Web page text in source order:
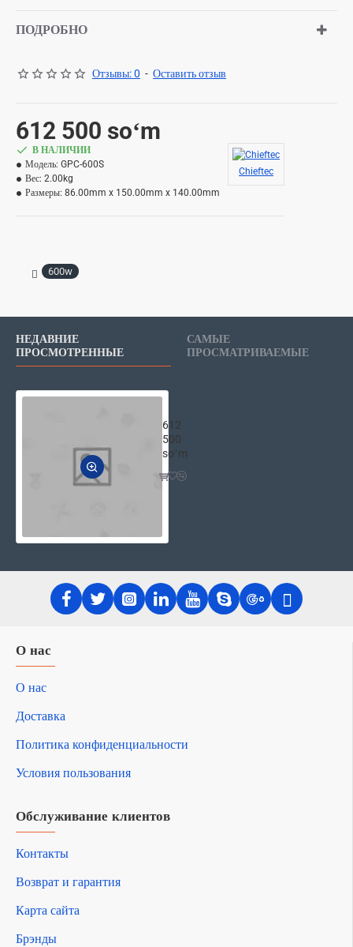
ПОДРОБНО
Отзывы: 0 - Оставить отзыв
612 500 soʻm
В НАЛИЧИИ
Модель: GPC-600S
Вес: 2.00kg
Размеры: 86.00mm x 150.00mm x 140.00mm
Chieftec
600w
НЕДАВНИЕ
ПРОСМОТРЕННЫЕ
САМЫЕ
ПРОСМАТРИВАЕМЫЕ
612
500
soʻm
О нас
О нас
Доставка
Политика конфиденциальности
Условия пользования
Обслуживание клиентов
Контакты
Возврат и гарантия
Карта сайта
Брэнды